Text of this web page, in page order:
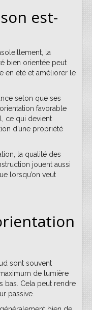
est-
la
bien orientée peut
en été et améliorer le
selon que ses
favorable
ce qui devient
d’une propriété
la qualité des
jouent aussi
lorsqu’on veut
sont souvent
de lumière
bas. Cela peut rendre
passive.